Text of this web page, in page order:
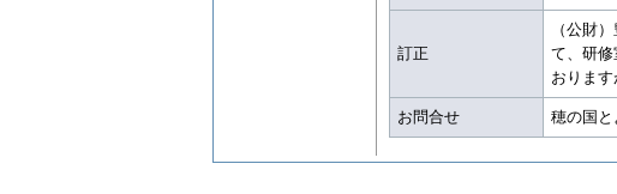
訂正
（公財
て、研
おります
お問合せ 穂の国